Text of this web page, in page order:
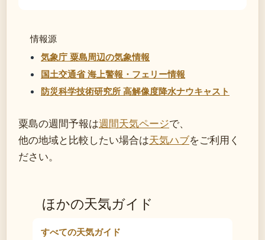
情報源
気象庁 粟島周辺の気象情報
国土交通省 海上警報・フェリー情報
防災科学技術研究所 高解像度降水ナウキャスト
粟島の週間予報は週間天気ページで、
他の地域と比較したい場合は天気ハブをご利用く
ださい。
ほかの天気ガイド
すべての天気ガイド